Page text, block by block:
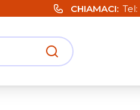
CHIAMACI Tel:
Apri ricerca